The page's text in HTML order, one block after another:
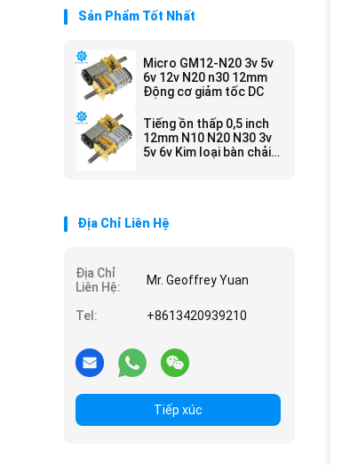
Sản Phẩm Tốt Nhất
Micro GM12-N20 3v 5v
6v 12v N20 n30 12mm
Động cơ giảm tốc DC
Tiếng ồn thấp 0,5 inch
12mm N10 N20 N30 3v
5v 6v Kim loại bàn chải
Địa Chỉ Liên Hệ
Địa Chỉ
Liên Hệ:
Mr. Geoffrey Yuan
Tel: +8613420939210
Tiếp xúc